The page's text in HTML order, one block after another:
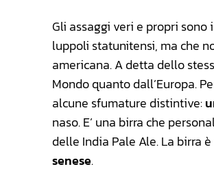
Gli assaggi veri e propri sono
luppoli statunitensi, ma che
americana. A detta dello
Mondo quanto dall’Europa.
alcune sfumature distintive:
naso. E’ una birra che
delle India Pale Ale. La birra
senese.